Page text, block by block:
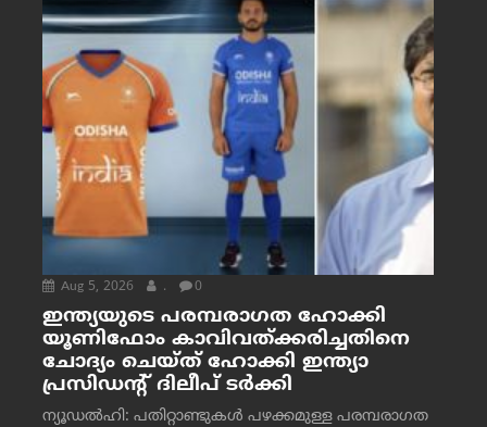
Aug 5, 2026 . 0
ഇന്ത്യയുടെ പരമ്പരാഗത ഹോക്കി
യൂണിഫോം കാവിവത്ക്കരിച്ചതിനെ
ചോദ്യം ചെയ്ത് ഹോക്കി ഇന്ത്യാ
പ്രസിഡന്റ് ദിലീപ് ടര്‍ക്കി
ന്യൂഡൽഹി: പതിറ്റാണ്ടുകൾ പഴക്കമുള്ള പരമ്പരാഗത